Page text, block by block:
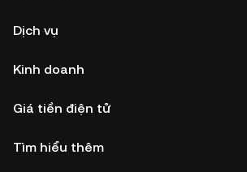
Dịch vụ
Kinh doanh
Giá tiền điện tử
Tìm hiểu thêm